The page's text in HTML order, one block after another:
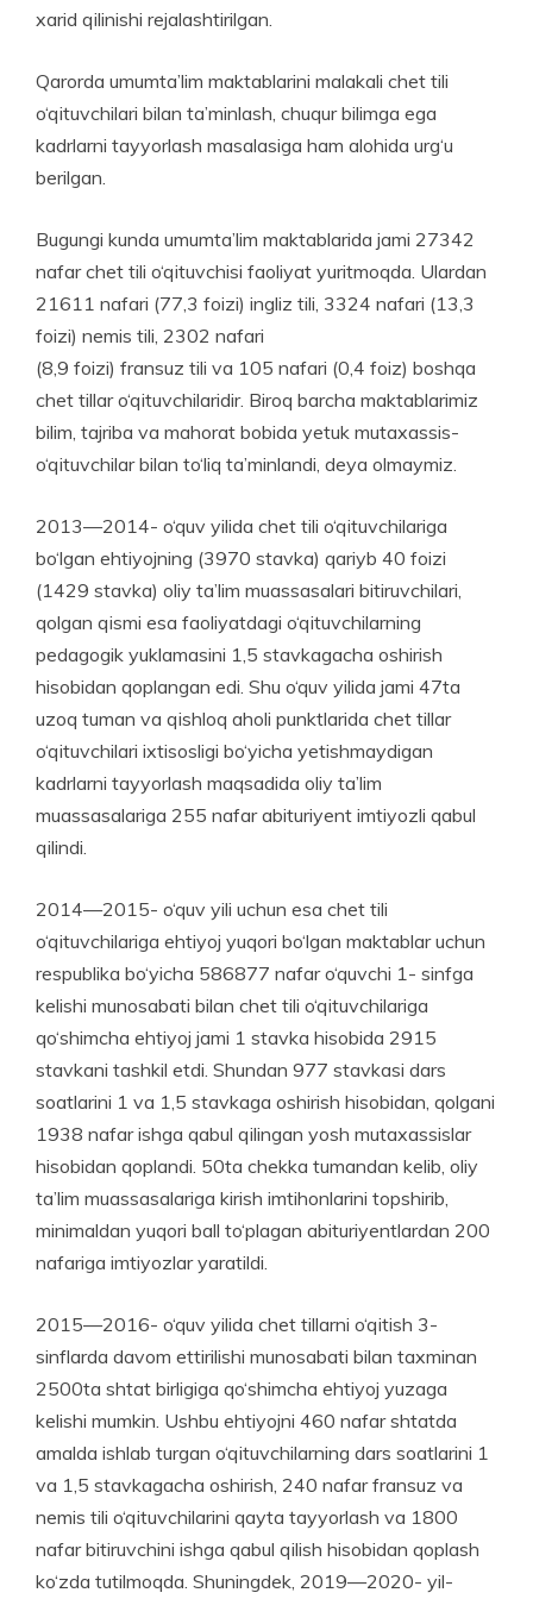
xarid qilinishi rejalashtirilgan.
Qarorda umumta’lim maktablarini malakali chet tili
o‘qituvchilari bilan ta’minlash, chuqur bilimga ega
kadrlarni tayyorlash masalasiga ham alohida urg‘u
berilgan.
Bugungi kunda umum­ta’lim maktablarida jami 27342
nafar chet tili o‘qituvchisi faoliyat yuritmoqda. Ulardan
21611 nafari (77,3 foizi) ingliz tili, 3324 nafari (13,3
foizi) nemis tili, 2302 nafari
(8,9 foizi) fransuz tili va 105 nafari (0,4 foiz) boshqa
chet tillar o‘qituvchilaridir. Biroq barcha maktablarimiz
bilim, tajriba va mahorat bobida yetuk mutaxassis-
o‘qituvchilar bilan to‘liq ta’minlandi, deya olmaymiz.
2013—2014- o‘quv yilida chet tili o‘qituvchilariga
bo‘lgan ehtiyojning (3970 stavka) qariyb 40 foizi
(1429 stavka) oliy ta’lim muassasalari bitiruvchilari,
qolgan qismi esa faoliyatdagi o‘qituvchi­larning
pedagogik yuklamasini 1,5 stav­­­­ka­­gacha oshirish
hisobidan qoplangan edi. Shu o‘quv yilida jami 47ta
uzoq tuman va qishloq aholi punktlarida chet tillar
o‘qituvchilari ixtisosligi bo‘yicha yetishmaydigan
kadrlarni tayyorlash maqsadida oliy ta’lim
muassasalariga 255 nafar abituriyent imtiyozli qabul
qilindi.
2014—2015- o‘quv yili uchun esa chet tili
o‘qituvchilariga ehtiyoj yuqori bo‘lgan maktablar uchun
respublika bo‘yicha 586877 nafar o‘quvchi 1- sinfga
kelishi munosabati bilan chet tili o‘qituvchilariga
qo‘shimcha ehtiyoj jami 1 stavka hisobida 2915
stavkani tashkil etdi. Shundan 977 stavkasi dars
soatlarini 1 va 1,5 stav­kaga oshirish hisobidan, qolgani
1938 nafar ishga qabul qilingan yosh mutaxassislar
hisobidan qoplandi. 50ta chekka tumandan kelib, oliy
ta’lim muassasalariga kirish imtihonlarini topshirib,
minimaldan yuqori ball to‘plagan abituriyent­lardan 200
nafariga imtiyozlar yaratildi.
2015—2016- o‘quv yilida chet tillarni o‘qitish 3-
sinflarda davom ettirilishi munosabati bilan taxminan
2500ta shtat birligiga qo‘shimcha ehtiyoj yuzaga
kelishi mumkin. Ushbu ehtiyojni 460 nafar shtatda
amalda ishlab turgan o‘qituvchilar­ning dars soatlarini 1
va 1,5 stav­kagacha oshirish, 240 nafar fransuz va
nemis tili o‘qituvchilarini qayta tayyorlash va 1800
nafar bitiruvchini ishga qabul qilish hisobidan qoplash
ko‘zda tutil­moqda. Shuningdek, 2019—2020- yil­­­­­­­